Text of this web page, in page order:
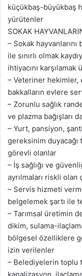
küçükbaş-büyükbaş
yürütenler
SOKAK
– Sokak
ile sınırlı olmak
ihtiyacını karşılamak
– Veteriner hekimler,
bakkalların evlere
– Zorunlu sağlık
ve plazma bağışları
– Yurt, pansiyon,
gereksinim duyacağı
görevli olanlar
– İş sağlığı ve
ayrılmaları riskli olan
– Servis hizmeti
belgelemek şartı ile
– Tarımsal üretimin
dikim, sulama-
bölgesel özelliklere
izin verilenler
– Belediyelerin toplu
kanalizasyon,